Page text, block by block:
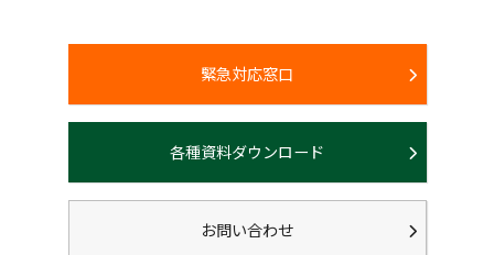
緊急対応窓口
各種資料ダウンロード
お問い合わせ